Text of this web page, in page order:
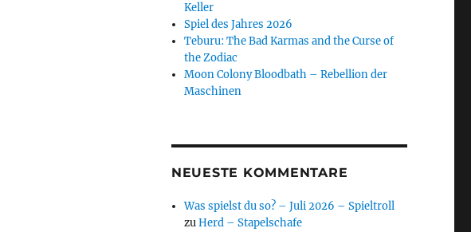
Keller
Spiel des Jahres 2026
Teburu: The Bad Karmas and the Curse of
the Zodiac
Moon Colony Bloodbath – Rebellion der
Maschinen
NEUESTE KOMMENTARE
Was spielst du so? – Juli 2026 – Spieltroll
zuHerd – Stapelschafe